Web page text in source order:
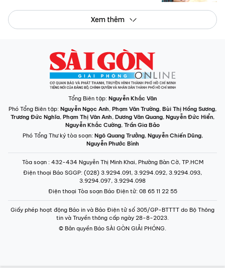
Xem thêm
Tổng Biên tập: Nguyễn Khắc Văn
Phó Tổng Biên tập: Nguyễn Ngọc Anh, Phạm Văn Trường, Bùi Thị Hồng Sương,
Trương Đức Nghĩa, Phạm Thị Vân Anh, Dương Văn Quang, Nguyễn Đức Hiển,
Nguyễn Khắc Cường, Trần Gia Bảo
Phó Tổng Thư ký tòa soạn: Ngô Quang Trưởng, Nguyễn Chiến Dũng,
Nguyễn Phước Bình
Tòa soạn : 432-434 Nguyễn Thị Minh Khai, Phường Bàn Cờ, TP.HCM
Điện thoại Báo SGGP: (028) 3.9294.091, 3.9294.092, 3.9294.093,
3.9294.097, 3.9294.098
Điện thoại Tòa soạn Báo Điện tử: 08 65 11 22 55
Giấy phép hoạt động Báo in và Báo Điện tử số 305/GP-BTTTT do Bộ Thông
tin và Truyền thông cấp ngày 28-8-2023.
© Bản quyền Báo SÀI GÒN GIẢI PHÓNG.